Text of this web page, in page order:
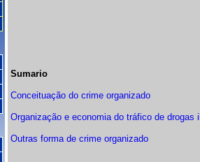
Sumario
Conceituação do crime organizado
Organização e economia do tráfico de
Outras forma de crime organizado